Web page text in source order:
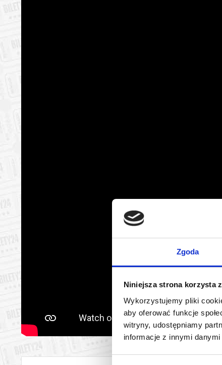
Zgoda
Niniejsza strona korzysta
Wykorzystujemy pliki
aby oferować funkcje
witryny, udostępniamy
informacje z innymi